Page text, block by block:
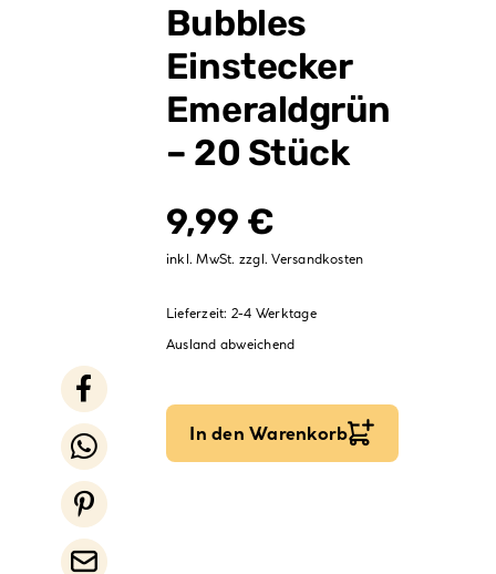
PartydekorationBubbles
Einstecker
Emeraldgrün
– 20 Stück
9,99 €
inkl. MwSt. zzgl.Versandkosten
Lieferzeit: 2-4 Werktage
Ausland abweichend
In den Warenkorb